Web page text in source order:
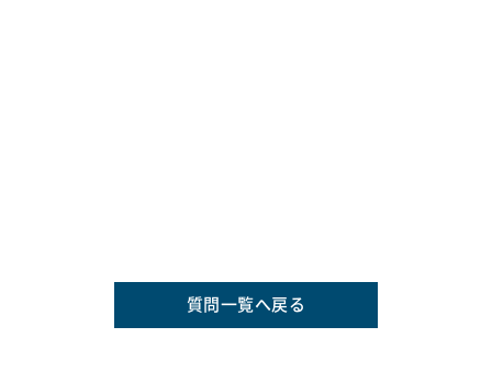
質問一覧へ戻る